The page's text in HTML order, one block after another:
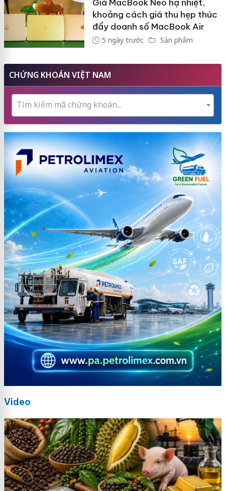
Giá MacBook Neo hạ nhiệt,
khoảng cách giá thu hẹp thúc
đẩy doanh số MacBook Air
5 ngày trước Sản phẩm
CHỨNG KHOÁN VIỆT NAM
Tìm kiếm mã chứng khoán...
Video